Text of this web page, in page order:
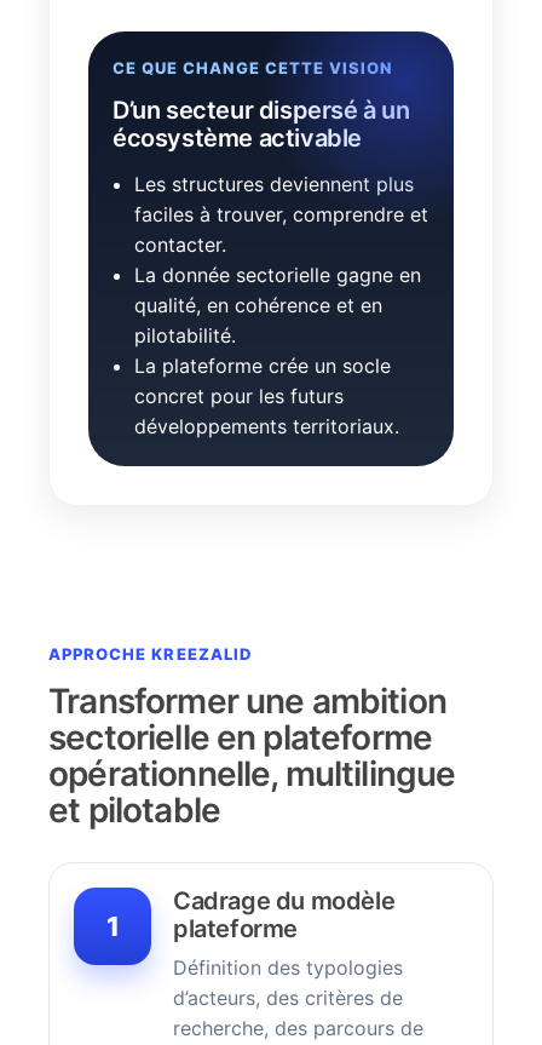
CE QUE CHANGE CETTE VISION
D’un secteur dispersé à un
écosystème activable
Les structures deviennent plus
faciles à trouver, comprendre et
contacter.
La donnée sectorielle gagne en
qualité, en cohérence et en
pilotabilité.
La plateforme crée un socle
concret pour les futurs
développements territoriaux.
APPROCHE KREEZALID
Transformer une ambition
sectorielle en plateforme
opérationnelle, multilingue
et pilotable
1
Cadrage du modèle
plateforme
Définition des typologies
d’acteurs, des critères de
recherche, des parcours de